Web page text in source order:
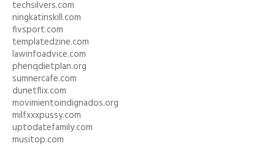
techsilvers.com
ningkatinskill.com
fivsport.com
templatedzine.com
lawinfoadvice.com
phenqdietplan.org
sumnercafe.com
dunetflix.com
movimientoindignados.org
milfxxxpussy.com
uptodatefamily.com
musitop.com